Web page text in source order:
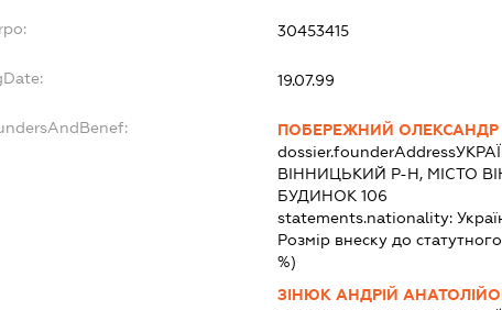
30453415
19.07.99
ПОБЕРЕЖНИЙ
dossier.founderAddress
ВІННИЦЬКИЙ Р-Н, МІСТО
БУДИНОК 106
statements.nationality:
Розмір внеску до
%)
ЗІНЮК АНДРІЙ